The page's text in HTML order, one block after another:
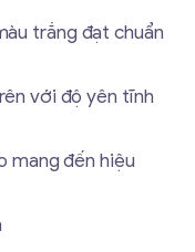
trắng đạt chuẩn
với độ yên tĩnh
mang đến hiệu